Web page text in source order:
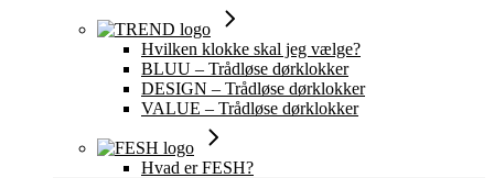
Hvilken klokke skal jeg vælge?
BLUU – Trådløse dørklokker
DESIGN – Trådløse dørklokker
VALUE – Trådløse dørklokker
Hvad er FESH?